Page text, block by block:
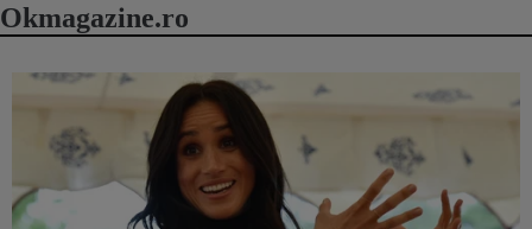
Okmagazine.ro